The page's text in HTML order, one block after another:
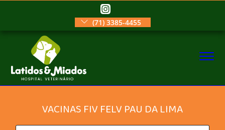
(71) 3385-4455
VACINAS FIV FELV PAU DA LIMA